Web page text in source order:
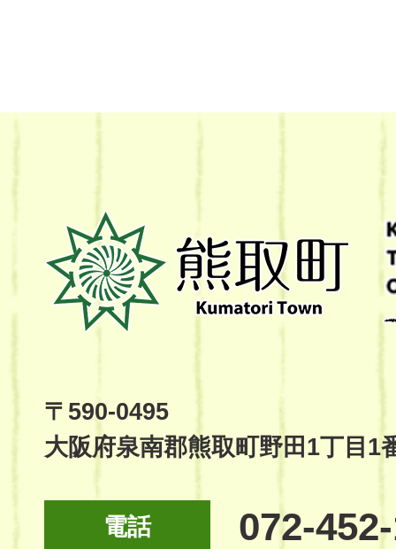
熊
取
町
Kumatori
Site
〒590-0495
大阪府泉南郡熊取町野田1丁目1
電話 072-